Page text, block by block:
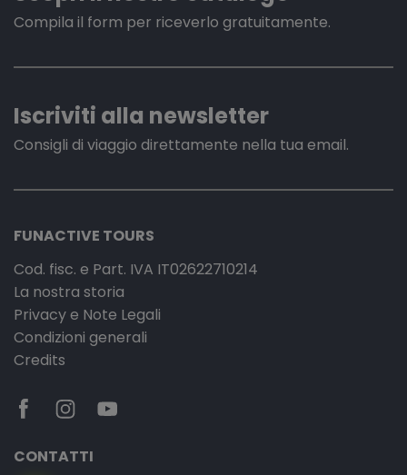
Compila il form per riceverlo gratuitamente.
Iscriviti alla newsletter
Consigli di viaggio direttamente nella tua email.
FUNACTIVE TOURS
Cod. fisc. e Part. IVA IT02622710214
La nostra storia
Privacy e Note Legali
Condizioni generali
Credits
CONTATTI